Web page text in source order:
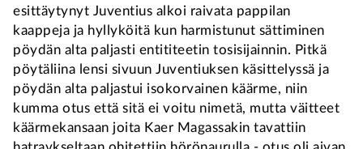
esittäytynyt Juventius alkoi raivata pappilan
kaappeja ja hyllyköitä kun harmistunut sättiminen
pöydän alta paljasti entititeetin tosisijainnin. Pitkä
pöytäliina lensi sivuun Juventiuksen käsittelyssä ja
pöydän alta paljastui isokorvainen käärme, niin
kumma otus että sitä ei voitu nimetä, mutta väitteet
käärmekansaan joita Kaer Magassakin tavattiin